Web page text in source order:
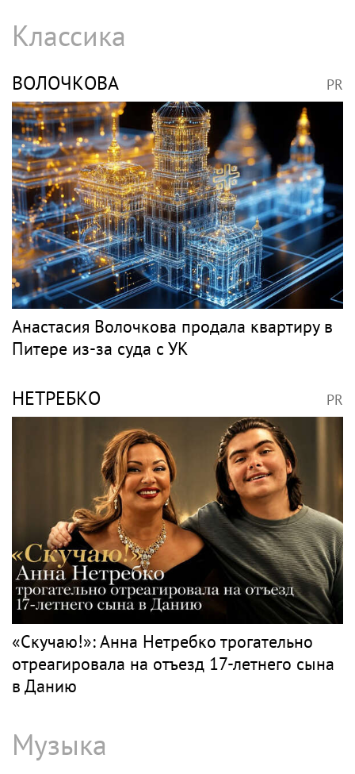
Классика
ВОЛОЧКОВА PR
Анастасия Волочкова продала квартиру в
Питере из-за суда с УК
НЕТРЕБКО PR
«Скучаю!»: Анна Нетребко трогательно
отреагировала на отъезд 17-летнего сына
в Данию
Музыка